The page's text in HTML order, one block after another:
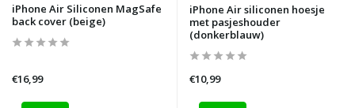
iPhone Air Siliconen MagSafe
back cover (beige)
€16,99
iPhone Air siliconen hoesje
met pasjeshouder
(donkerblauw)
€10,99